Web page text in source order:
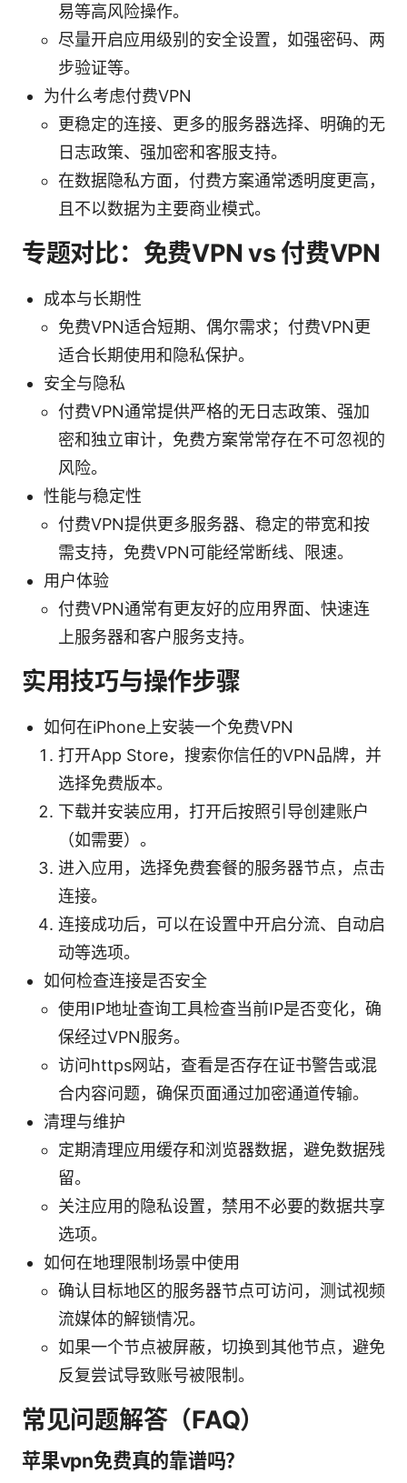
易等高风险操作。
尽量开启应用级别的安全设置，如强密码、两
步验证等。
为什么考虑付费VPN
更稳定的连接、更多的服务器选择、明确的无
日志政策、强加密和客服支持。
在数据隐私方面，付费方案通常透明度更高，
且不以数据为主要商业模式。
专题对比：免费VPN vs 付费VPN
成本与长期性
免费VPN适合短期、偶尔需求；付费VPN更
适合长期使用和隐私保护。
安全与隐私
付费VPN通常提供严格的无日志政策、强加
密和独立审计，免费方案常常存在不可忽视的
风险。
性能与稳定性
付费VPN提供更多服务器、稳定的带宽和按
需支持，免费VPN可能经常断线、限速。
用户体验
付费VPN通常有更友好的应用界面、快速连
上服务器和客户服务支持。
实用技巧与操作步骤
如何在iPhone上安装一个免费VPN
打开App Store，搜索你信任的VPN品牌，并
选择免费版本。
下载并安装应用，打开后按照引导创建账户
（如需要）。
进入应用，选择免费套餐的服务器节点，点击
连接。
连接成功后，可以在设置中开启分流、自动启
动等选项。
如何检查连接是否安全
使用IP地址查询工具检查当前IP是否变化，确
保经过VPN服务。
访问https网站，查看是否存在证书警告或混
合内容问题，确保页面通过加密通道传输。
清理与维护
定期清理应用缓存和浏览器数据，避免数据残
留。
关注应用的隐私设置，禁用不必要的数据共享
选项。
如何在地理限制场景中使用
确认目标地区的服务器节点可访问，测试视频
流媒体的解锁情况。
如果一个节点被屏蔽，切换到其他节点，避免
反复尝试导致账号被限制。
常见问题解答（FAQ）
苹果vpn免费真的靠谱吗？